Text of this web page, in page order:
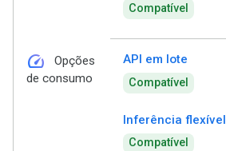
Compatível
speed
Opções
de consumo
API em lote
Compatível
Inferência flexível
Compatível